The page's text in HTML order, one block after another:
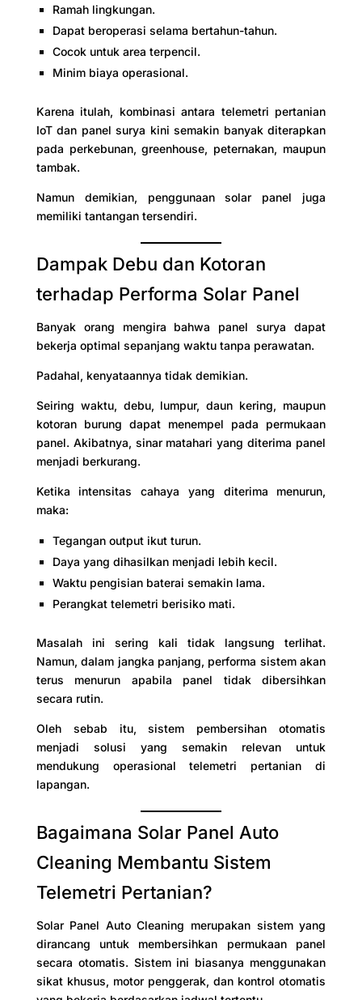
Ramah lingkungan.
Dapat beroperasi selama bertahun-tahun.
Cocok untuk area terpencil.
Minim biaya operasional.
Karena itulah, kombinasi antara telemetri pertanian
IoT dan panel surya kini semakin banyak diterapkan
pada perkebunan, greenhouse, peternakan, maupun
tambak.
Namun demikian, penggunaan solar panel juga
memiliki tantangan tersendiri.
Dampak Debu dan Kotoran
terhadap Performa Solar Panel
Banyak orang mengira bahwa panel surya dapat
bekerja optimal sepanjang waktu tanpa perawatan.
Padahal, kenyataannya tidak demikian.
Seiring waktu, debu, lumpur, daun kering, maupun
kotoran burung dapat menempel pada permukaan
panel. Akibatnya, sinar matahari yang diterima panel
menjadi berkurang.
Ketika intensitas cahaya yang diterima menurun,
maka:
Tegangan output ikut turun.
Daya yang dihasilkan menjadi lebih kecil.
Waktu pengisian baterai semakin lama.
Perangkat telemetri berisiko mati.
Masalah ini sering kali tidak langsung terlihat.
Namun, dalam jangka panjang, performa sistem akan
terus menurun apabila panel tidak dibersihkan
secara rutin.
Oleh sebab itu, sistem pembersihan otomatis
menjadi solusi yang semakin relevan untuk
mendukung operasional telemetri pertanian di
lapangan.
Bagaimana Solar Panel Auto
Cleaning Membantu Sistem
Telemetri Pertanian?
Solar Panel Auto Cleaning merupakan sistem yang
dirancang untuk membersihkan permukaan panel
secara otomatis. Sistem ini biasanya menggunakan
sikat khusus, motor penggerak, dan kontrol otomatis